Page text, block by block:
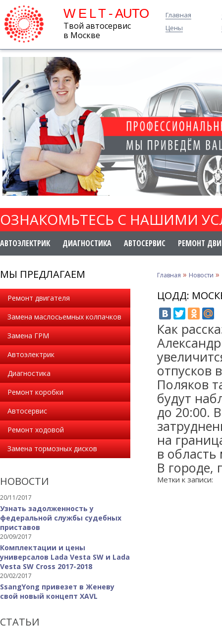
W E L T - AUTO
Твой автосервис
в Москве
Главная
Цены
ОЗНАКОМЬТЕСЬ С НАШИМИ
АВТОЭЛЕКТРИК ДИАГНОСТИКА АВТОСЕРВИС РЕМОНТ
МЫ ПРЕДЛАГАЕМ
Ремонт двигателя
Замена маслосьемных колпачков
Замена ГРМ
Автоэлектрик
Диагностика
Ремонт коробки
Автосервис
Ремонт ходовой
Замена тормозных дисков
НОВОСТИ
20/11/2017
Узнать задолженность у
федеральной службы судебных
приставов
20/09/2017
Комплектации и цены
универсалов Lada Vesta SW и Lada
Vesta SW Cross 2017-2018
20/02/2017
SsangYong привезет в Женеву
свой новый концепт XAVL
СТАТЬИ
Главная » Новости »
ЦОДД:
Как
отпусков
Поляков
будут
до 20:00.
на
в
В городе,
Метки к записи: